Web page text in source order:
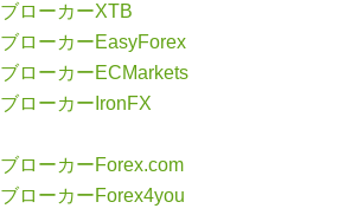
ブローカーXTB
ブローカーEasyForex
ブローカーECMarkets
ブローカーIronFX
ブローカーForex.com
ブローカーForex4you